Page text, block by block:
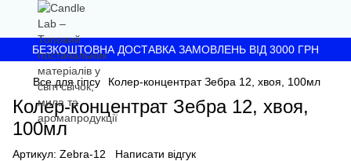
БЕЗКОШТОВНА ДОСТАВКА ЗАМОВЛЕНЬ ВІД 3000 ГРН
Все для гіпсу Колер-концентрат Зебра 12, хвоя, 100мл
Колер-концентрат Зебра 12, хвоя,
100мл
Артикул: Zebra-12 Написати відгук